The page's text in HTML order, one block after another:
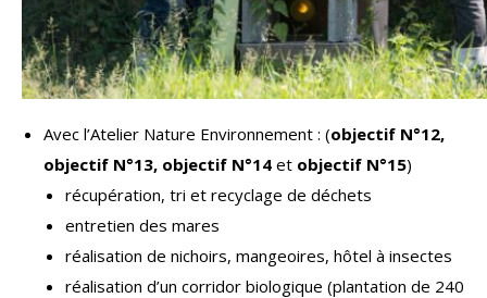
Avec l’Atelier Nature Environnement : (objectif N°12,
objectif N°13, objectif N°14 et objectif N°15)
récupération, tri et recyclage de déchets
entretien des mares
réalisation de nichoirs, mangeoires, hôtel à insectes
réalisation d’un corridor biologique (plantation de 240